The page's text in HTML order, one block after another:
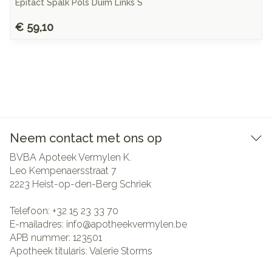
Epitact Spalk Pols Duim Links S
€ 59,10
Neem contact met ons op
BVBA Apoteek Vermylen K.
Leo Kempenaersstraat 7
2223 Heist-op-den-Berg Schriek
Telefoon: +32 15 23 33 70
E-mailadres: info@apotheekvermylen.be
APB nummer: 123501
Apotheek titularis: Valerie Storms